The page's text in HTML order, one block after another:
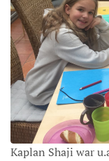
Kaplan Shaji war